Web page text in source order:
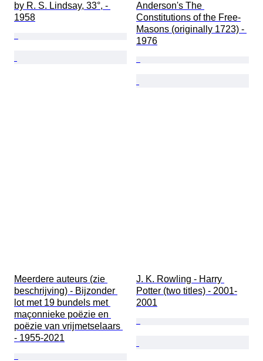
by R. S. Lindsay, 33°, -
1958
Anderson's The
Constitutions of the Free-
Masons (originally 1723) -
1976
Meerdere auteurs (zie
beschrijving) - Bijzonder
lot met 19 bundels met
maçonnieke poëzie en
poëzie van vrijmetselaars
- 1955-2021
J. K. Rowling - Harry
Potter (two titles) - 2001-
2001